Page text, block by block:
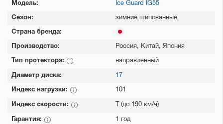
Модель: Ice Guard IG55
Сезон: зимние шипованные
Страна бренда:
Производство: Россия, Китай, Япония
Тип протектора: направленный
Диаметр диска: 17
Индекс нагрузки: 101
Индекс скорости: T (до 190 км/ч)
Гарантия: 1 год